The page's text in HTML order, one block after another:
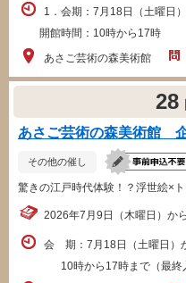
1．会期：7月18日（土曜日
開館時間：10時から17時
あさご芸術の森美術館
28
あさご芸術の森美術館
その他の催し
驚きの江戸時代体験！？浮世絵×
2026年7月9日（木曜日）か
会 期：7月18日（土曜日）
10時から17時まで（最終入